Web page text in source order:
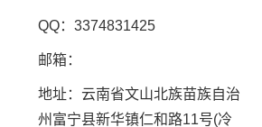
QQ：3374831425
邮箱：
地址：云南省文山北族苗族自治
州富宁县新华镇仁和路11号(冷